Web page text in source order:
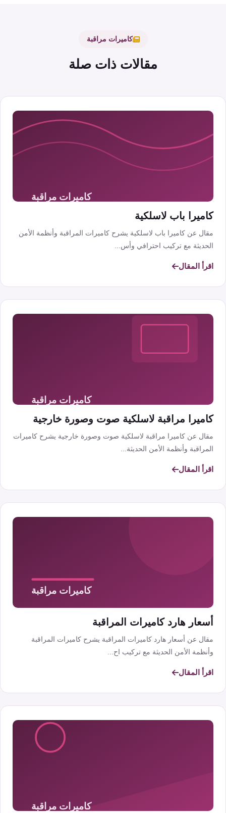
كاميرات مراقبة
مقالات ذات صلة
كاميرا باب لاسلكية
مقال عن كاميرا باب لاسلكية يشرح كاميرات المراقبة وأنظمة الأمن
الحديثة مع تركيب احترافي وأس...
اقرأ المقال
كاميرا مراقبة لاسلكية صوت وصورة خارجية
مقال عن كاميرا مراقبة لاسلكية صوت وصورة خارجية يشرح كاميرات
المراقبة وأنظمة الأمن الحديثة...
اقرأ المقال
أسعار هارد كاميرات المراقبة
مقال عن أسعار هارد كاميرات المراقبة يشرح كاميرات المراقبة
وأنظمة الأمن الحديثة مع تركيب اح...
اقرأ المقال